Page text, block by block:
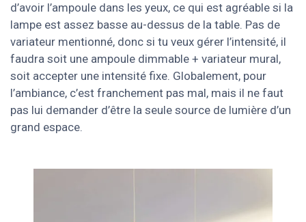
d’avoir l’ampoule dans les yeux, ce qui est agréable si la
lampe est assez basse au-dessus de la table. Pas de
variateur mentionné, donc si tu veux gérer l’intensité, il
faudra soit une ampoule dimmable + variateur mural,
soit accepter une intensité fixe. Globalement, pour
l’ambiance, c’est franchement pas mal, mais il ne faut
pas lui demander d’être la seule source de lumière d’un
grand espace.